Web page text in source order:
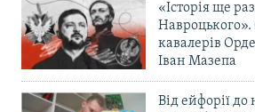
«Історія ще
кавалерів
Іван Мазепа
Від ейфорії